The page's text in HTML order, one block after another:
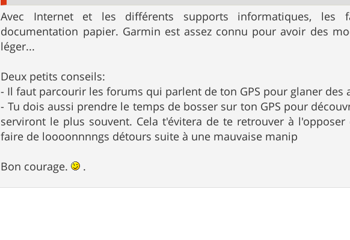
Avec Internet et les différents supports informatiques, les
documentation papier. Garmin est assez connu pour avoir des
léger...
Deux petits conseils:
- Il faut parcourir les forums qui parlent de ton GPS pour glaner des
- Tu dois aussi prendre le temps de bosser sur ton GPS pour
serviront le plus souvent. Cela t'évitera de te retrouver à
faire de loooonnnngs détours suite à une mauvaise manip
Bon courage. .